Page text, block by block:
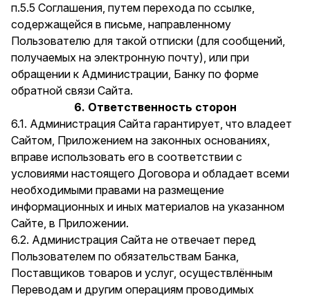
п.5.5 Соглашения, путем перехода по ссылке,
содержащейся в письме, направленному
Пользователю для такой отписки (для сообщений,
получаемых на электронную почту), или при
обращении к Администрации, Банку по форме
обратной связи Сайта.
6. Ответственность сторон
6.1. Администрация Сайта гарантирует, что владеет
Сайтом, Приложением на законных основаниях,
вправе использовать его в соответствии с
условиями настоящего Договора и обладает всеми
необходимыми правами на размещение
информационных и иных материалов на указанном
Сайте, в Приложении.
6.2. Администрация Сайта не отвечает перед
Пользователем по обязательствам Банка,
Поставщиков товаров и услуг, осуществлённым
Переводам и другим операциям проводимых